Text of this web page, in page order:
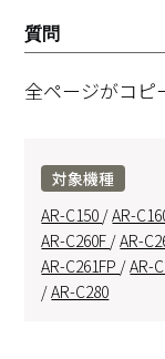
質問
全ページがコピ
対象機種
AR-C150 /AR-
AR-C260F /AR-
AR-C261FP /AR-
/AR-C280